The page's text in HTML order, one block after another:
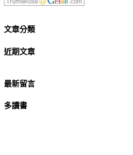
文章分類
近期文章
最新留言
多讀書